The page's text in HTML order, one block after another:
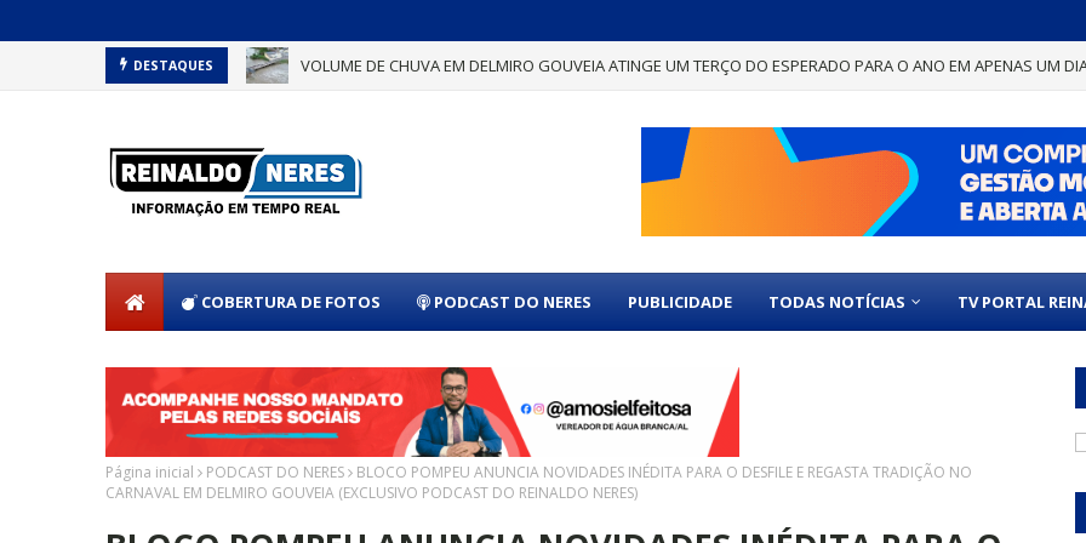
DESTAQUES VOLUME DE CHUVA EM DELMIRO GOUVEIA ATINGE UM TERÇO DO ESPERADO PARA O ANO EM APENAS UM
COBERTURA DE FOTOS PODCAST DO NERES PUBLICIDADE TODAS NOTÍCIAS TV PORTAL
Página inicial PODCAST DO NERES
BLOCO POMPEU ANUNCIA NOVIDADES INÉDITA PARA O DESFILE E REGASTA TRADIÇÃO NO
CARNAVAL EM DELMIRO GOUVEIA (EXCLUSIVO PODCAST DO REINALDO NERES)